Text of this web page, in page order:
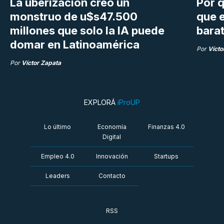
monstruo de u$s47.500
millones que solo la IA puede
domar en Latinoamérica
Por Víctor Zapata
que
Por
EXPLORÁ iProUP
Lo último
Economía
Digital
Finanzas 4.0
Empleo 4.0 Innovación Startups
Leaders Contacto
RSS